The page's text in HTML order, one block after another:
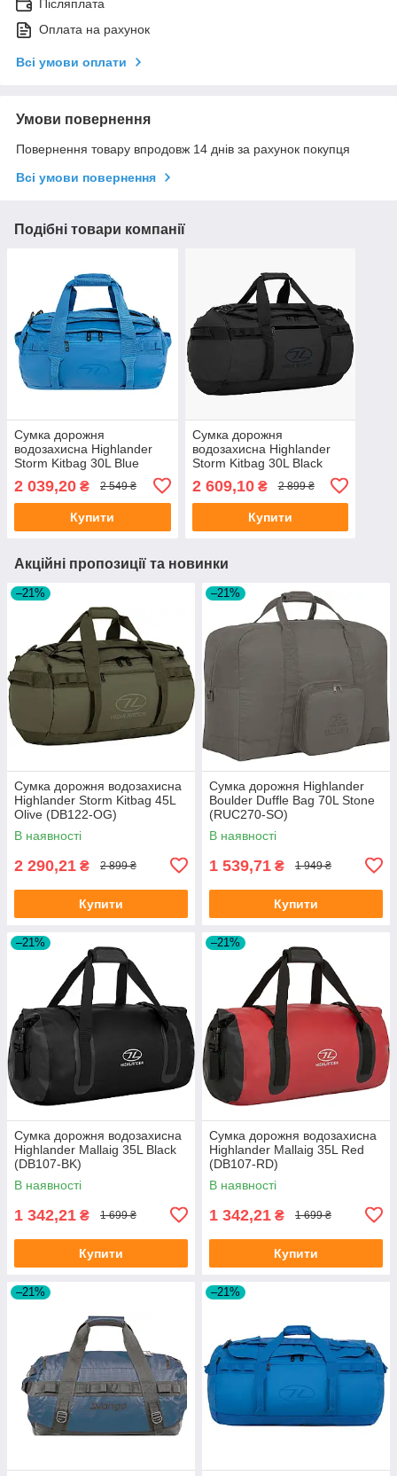
Післяплата
Оплата на рахунок
Всі умови оплати
Умови повернення
Повернення товару впродовж 14 днів за рахунок покупця
Всі умови повернення
Подібні товари компанії
Сумка дорожня
водозахисна Highlander
Storm Kitbag 30L Blue
2 039,20 ₴ 2 549 ₴
Купити
Сумка дорожня
водозахисна Highlander
Storm Kitbag 30L Black
2 609,10₴ 2 899 ₴
Купити
Акційні пропозиції та новинки
–21%
Сумка дорожня водозахисна
Highlander Storm Kitbag 45L
Olive (DB122-OG)
В наявності
2 290,21 ₴ 2 899 ₴
Купити
–21%
Сумка дорожня Highlander
Boulder Duffle Bag 70L Stone
(RUC270-SO)
В наявності
1 539,71 ₴ 1 949 ₴
Купити
–21%
Сумка дорожня водозахисна
Highlander Mallaig 35L Black
(DB107-BK)
В наявності
1 342,21 ₴ 1 699 ₴
Купити
–21%
Сумка дорожня водозахисна
Highlander Mallaig 35L Red
(DB107-RD)
В наявності
1 342,21 ₴ 1 699 ₴
Купити
–21% –21%